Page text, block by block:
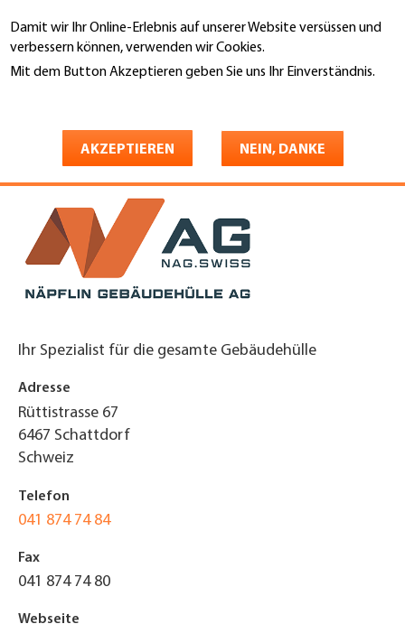
Damit wir Ihr Online-Erlebnis auf unserer Website versüssen und
verbessern können, verwenden wir Cookies.
Mit dem Button Akzeptieren geben Sie uns Ihr Einverständnis.
AKZEPTIEREN NEIN, DANKE
zum
Inhalt
Näpflin Gebäudehülle AG
Ihr Spezialist für die gesamte Gebäudehülle
Adresse
Rüttistrasse 67
6467 Schattdorf
Schweiz
Telefon
041 874 74 84
Fax
041 874 74 80
Webseite